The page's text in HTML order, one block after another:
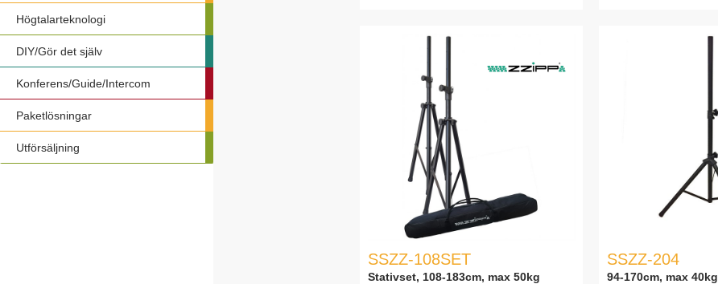
Högtalarteknologi
DIY/Gör det själv
Konferens/Guide/Intercom
Paketlösningar
Utförsäljning
SSZZ-108SET
Stativset, 108-183cm, max 50kg
SSZZ-204
94-170cm, max 40kg